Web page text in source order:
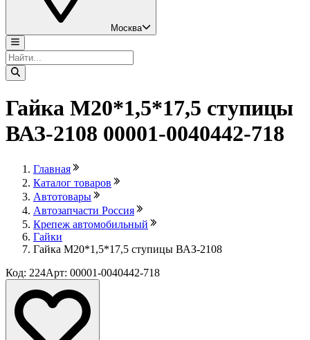
Москва
Гайка М20*1,5*17,5 ступицы
ВАЗ-2108 00001-0040442-718
Главная
Каталог товаров
Автотовары
Автозапчасти Россия
Крепеж автомобильный
Гайки
Гайка М20*1,5*17,5 ступицы ВАЗ-2108
Код: 224Арт: 00001-0040442-718